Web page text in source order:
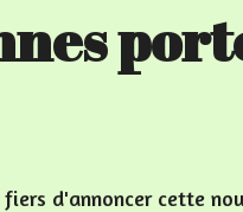
fiers d'annoncer cette